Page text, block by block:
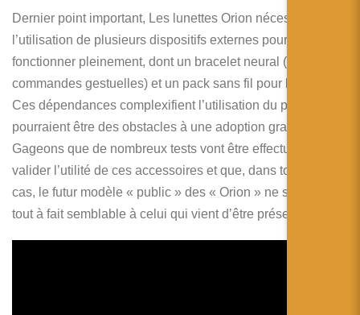
Dernier point important, Les lunettes Orion nécessitent
l’utilisation de plusieurs dispositifs externes pour
fonctionner pleinement, dont un bracelet neural (pour les
commandes gestuelles) et un pack sans fil pour le calcul.
Ces dépendances complexifient l’utilisation du produit et
pourraient être des obstacles à une adoption grand public.
Gageons que de nombreux tests vont être effectués pour
valider l’utilité de ces accessoires et que, dans tous les
cas, le futur modèle « public » des « Orion » ne sera pas
tout à fait semblable à celui qui vient d’être présenté.